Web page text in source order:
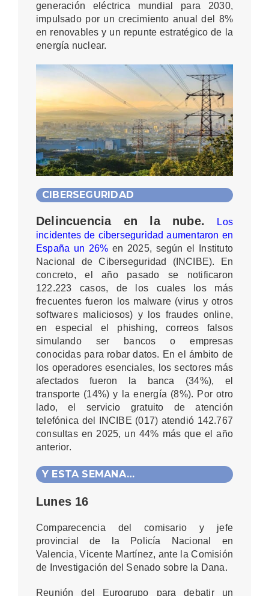
generación eléctrica mundial para 2030,
impulsado por un crecimiento anual del 8%
en renovables y un repunte estratégico de la
energía nuclear.
CIBERSEGURIDAD
Delincuencia en la nube.
Los
incidentes de ciberseguridad aumentaron en
España un 26% en 2025, según el Instituto
Nacional de Ciberseguridad (INCIBE). En
concreto, el año pasado se notificaron
122.223 casos, de los cuales los más
frecuentes fueron los malware (virus y otros
softwares maliciosos) y los fraudes online,
en especial el phishing, correos falsos
simulando ser bancos o empresas
conocidas para robar datos. En el ámbito de
los operadores esenciales, los sectores más
afectados fueron la banca (34%), el
transporte (14%) y la energía (8%). Por otro
lado, el servicio gratuito de atención
telefónica del INCIBE (017) atendió 142.767
consultas en 2025, un 44% más que el año
anterior.
Y ESTA SEMANA…
Lunes 16
Comparecencia del comisario y jefe
provincial de la Policía Nacional en
Valencia, Vicente Martínez, ante la Comisión
de Investigación del Senado sobre la Dana.
Reunión del Eurogrupo para debatir un